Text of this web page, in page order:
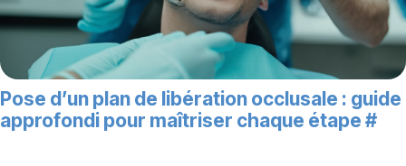
Pose d’un plan de libération occlusale : guide
approfondi pour maîtriser chaque étape #